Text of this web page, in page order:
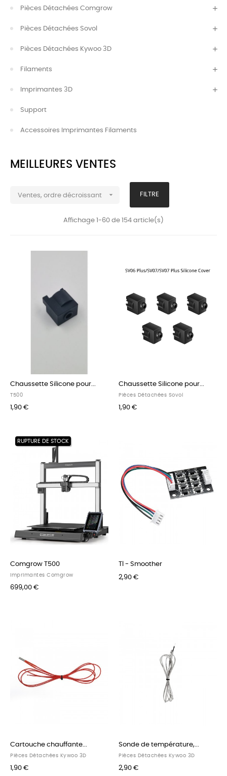
Pièces Détachées Comgrow
Pièces Détachées Sovol
Pièces Détachées Kywoo 3D
Filaments
Imprimantes 3D
Support
Accessoires Imprimantes Filaments
MEILLEURES VENTES
Ventes, ordre décroissant  FILTRE
Affichage 1-60 de 154 article(s)
Chaussette Silicone pour...
T500
1,90 €
Chaussette Silicone pour...
Pièces Détachées Sovol
1,90 €
RUPTURE DE STOCK
Comgrow T500
Imprimantes Comgrow
699,00 €
Tl - Smoother
2,90 €
Cartouche chauffante...
Pièces Détachées Kywoo 3D
1,90 €
Sonde de température,...
Pièces Détachées Kywoo 3D
2,90 €